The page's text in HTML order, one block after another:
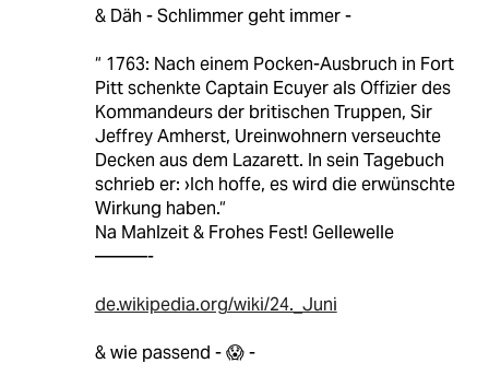
& Däh - Schlimmer geht immer -
“ 1763: Nach einem Pocken-Ausbruch in Fort
Pitt schenkte Captain Ecuyer als Offizier des
Kommandeurs der britischen Truppen, Sir
Jeffrey Amherst, Ureinwohnern verseuchte
Decken aus dem Lazarett. In sein Tagebuch
schrieb er: ›Ich hoffe, es wird die erwünschte
Wirkung haben.“
Na Mahlzeit & Frohes Fest! Gellewelle
———-
de.wikipedia.org/wiki/24._Juni
& wie passend - 😱 -